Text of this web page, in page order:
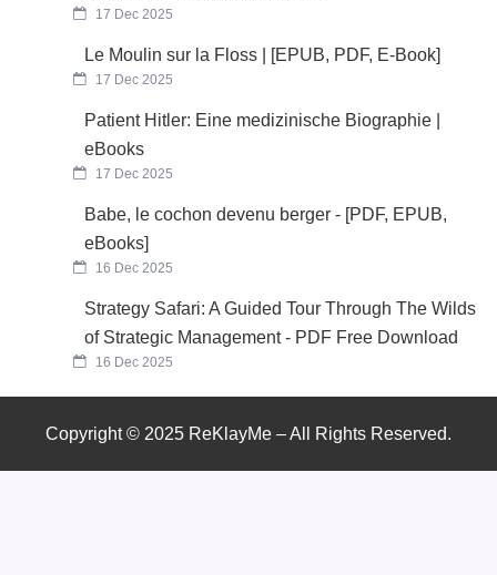
17 Dec 2025
Le Moulin sur la Floss | [EPUB, PDF, E-Book]
17 Dec 2025
Patient Hitler: Eine medizinische Biographie |
eBooks
17 Dec 2025
Babe, le cochon devenu berger - [PDF, EPUB,
eBooks]
16 Dec 2025
Strategy Safari: A Guided Tour Through The Wilds
of Strategic Management - PDF Free Download
16 Dec 2025
Copyright © 2025 ReKlayMe – All Rights Reserved.